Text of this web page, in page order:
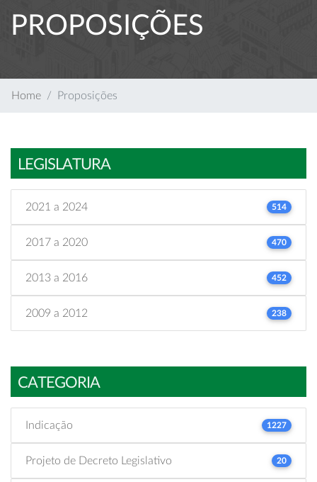
PROPOSIÇÕES
Home Proposições
LEGISLATURA
2021 a 2024 514
2017 a 2020 470
2013 a 2016 452
2009 a 2012 238
CATEGORIA
Indicação 1227
Projeto de Decreto Legislativo 20